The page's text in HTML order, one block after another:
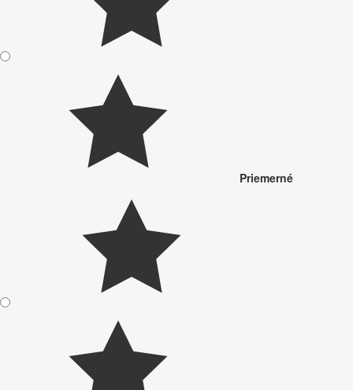
Priemerné